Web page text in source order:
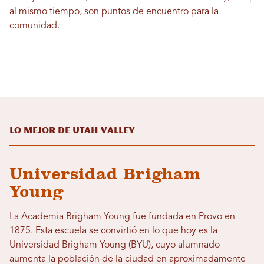
al mismo tiempo, son puntos de encuentro para la
comunidad.
Lo mejor de Utah Valley
Universidad Brigham
Young
La Academia Brigham Young fue fundada en Provo en
1875. Esta escuela se convirtió en lo que hoy es la
Universidad Brigham Young (BYU), cuyo alumnado
aumenta la población de la ciudad en aproximadamente